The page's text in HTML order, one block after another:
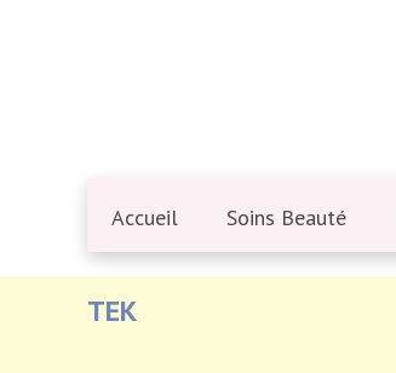
Accueil Soins Beauté
TEK